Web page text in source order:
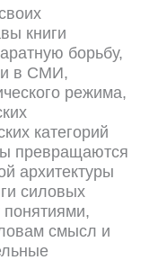
книги
борьбу,
в СМИ,
режима,
категорий
превращаются
архитектуры
силовых
смысл и